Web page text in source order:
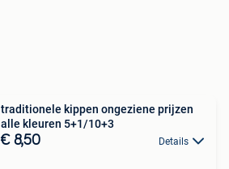
traditionele kippen ongeziene prijzen
alle kleuren 5+1/10+3
€ 8,50 Details